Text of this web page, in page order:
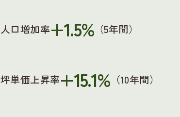
人口増加率+1.5% （5年間）
坪単価上昇率+15.1% （10年間）